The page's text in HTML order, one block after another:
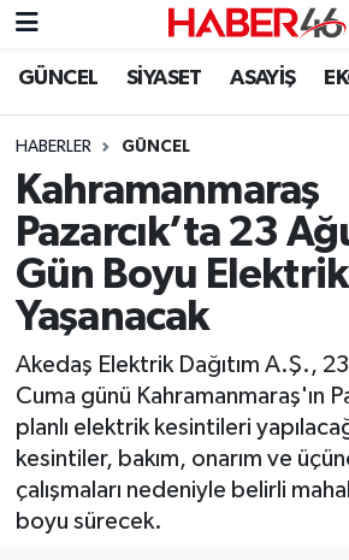
GÜNCEL SİYASET ASAYİŞ
HABERLER GÜNCEL
Kahramanmaraş
Pazarcık’ta 23
Gün Boyu
Yaşanacak
Akedaş Elektrik Dağıtım A.Ş.,
Cuma günü Kahramanmaraş'ın
planlı elektrik kesintileri
kesintiler, bakım, onarım ve
çalışmaları nedeniyle belirli
boyu sürecek.
GÜNCEL
SİYASET
EKONOMİ
SPOR
YAŞAM
TEKNOLOJİ
SAĞLIK
EĞİTİM
Nöbetçi Eczaneler
Hava Durumu
Kahramanmaraş Namaz
Trafik Durumu
Süper Lig Puan Durumu ve
Tüm Manşetler
Son Dakika Haberleri
Haber Arşivi